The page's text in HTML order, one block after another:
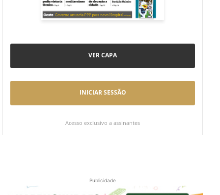
VER CAPA
INICIAR SESSÃO
Acesso exclusivo a assinantes
Publicidade